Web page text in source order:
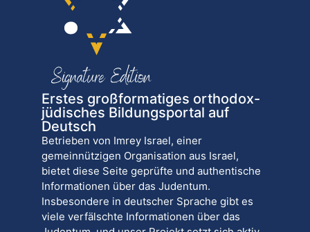
Erstes großformatiges orthodox-
jüdisches Bildungsportal auf
Deutsch
Betrieben von Imrey Israel, einer
gemeinnützigen Organisation aus Israel,
bietet diese Seite geprüfte und authentische
Informationen über das Judentum.
Insbesondere in deutscher Sprache gibt es
viele verfälschte Informationen über das